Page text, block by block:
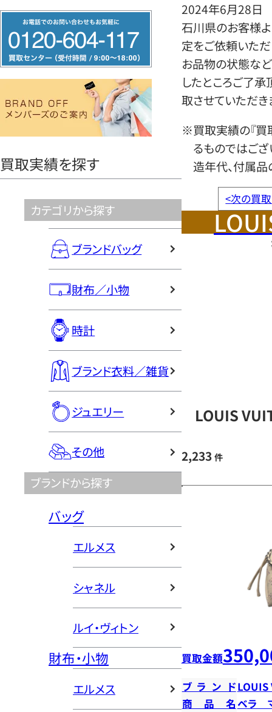
リ
ー
ヤ
買取実績を探す
カテゴリから探す
ブランドバッグ
財布／小物
時計
ブランド衣料／雑貨
ジュエリー
その他
ブランドから探す
バッグ
エルメス
シャネル
ルイ・ヴィトン
財布・小物
エルメス
2024年6月28日
石川県のお客様よ
定をご依頼いただ
お品物の状態など
したところご了
取させていただき
※買取実績の『買
るものではござ
造年代、付属品
<次の買
LOUIS
2,233 件
買取金額
ブランドLOUIS
商品名ベラ